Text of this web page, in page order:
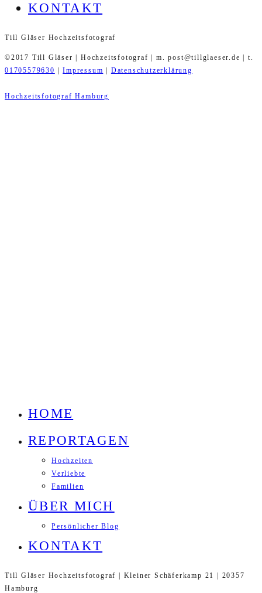
KONTAKT
Till Gläser Hochzeitsfotograf
©2017 Till Gläser | Hochzeitsfotograf | m. post@tillglaeser.de | t.
01705579630
|Impressum Datenschutzerklärung
Hochzeitsfotograf Hamburg
HOME
REPORTAGEN
Hochzeiten
Verliebte
Familien
ÜBER MICH
Persönlicher Blog
KONTAKT
Till Gläser Hochzeitsfotograf | Kleiner Schäferkamp 21 | 20357
Hamburg